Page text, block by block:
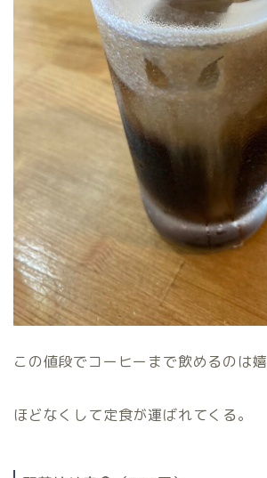
この値段でコーヒーまで飲めるのは嬉
ほどなくして定食が運ばれてくる。